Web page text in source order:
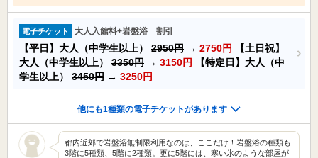
電子チケット 大人入館料+岩盤浴 割引
【平日】大人（中学生以上） 2950円 → 2750円
【土日祝】
大人（中学生以上） 3350円 → 3150円
【特定日】大人（中
学生以上） 3450円 → 3250円
他にも1種類の電子チケットがあります
都内近郊で岩盤浴無制限利用なのは、ここだけ！岩盤浴の種類も
3階に5種類、5階に2種類。更に5階には、寒い氷のような部屋が